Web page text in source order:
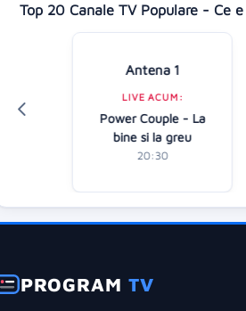
Top 20 Canale TV Populare - Ce
Antena 1
LIVE ACUM:
Power Couple - La
bine si la greu
20:30
PROGRAMTV